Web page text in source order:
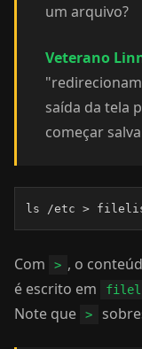
um arquivo?
Veterano
saída da tela
começar
ls /etc >
Com > , o
é escrito em
Note que
>